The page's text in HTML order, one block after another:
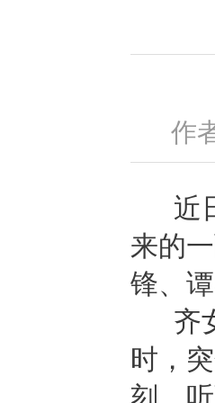
作
近日
来的
锋、
齐女
时，